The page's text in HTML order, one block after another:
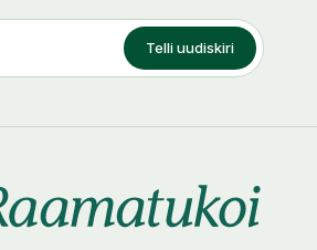
Telli uudiskiri